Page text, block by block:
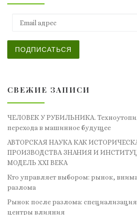
ПОДПИСАТЬСЯ
СВЕЖИЕ ЗАПИСИ
ЧЕЛОВЕК У РУБИЛЬНИКА.
перехода в машинное будущее
АВТОРСКАЯ НАУКА КАК
ПРОИЗВОДСТВА ЗНАНИЯ И
МОДЕЛЬ XXI ВЕКА
Кто управляет выбором: рынок,
разлома
Рынок после разлома:
центры влияния